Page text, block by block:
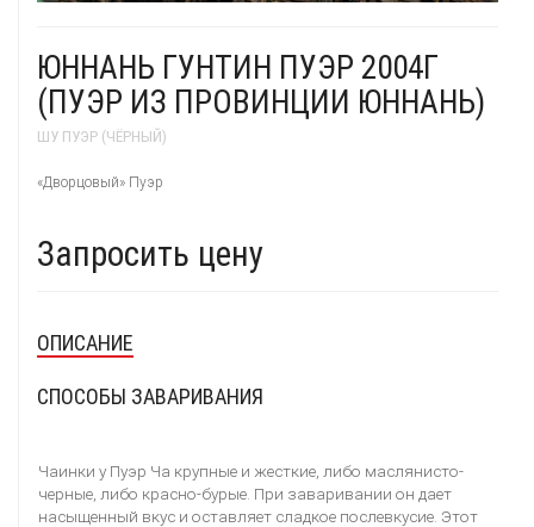
жёлтые
Японские Посуда
ЮННАНЬ ГУНТИН ПУЭР 2004Г
(ПУЭР ИЗ ПРОВИНЦИИ ЮННАНЬ)
ШУ ПУЭР (ЧЁРНЫЙ)
«Дворцовый» Пуэр
Запросить цену
ОПИСАНИЕ
СПОСОБЫ ЗАВАРИВАНИЯ
Чаинки у Пуэр Ча крупные и жесткие, либо маслянисто-
черные, либо красно-бурые. При заваривании он дает
насыщенный вкус и оставляет сладкое послевкусие. Этот